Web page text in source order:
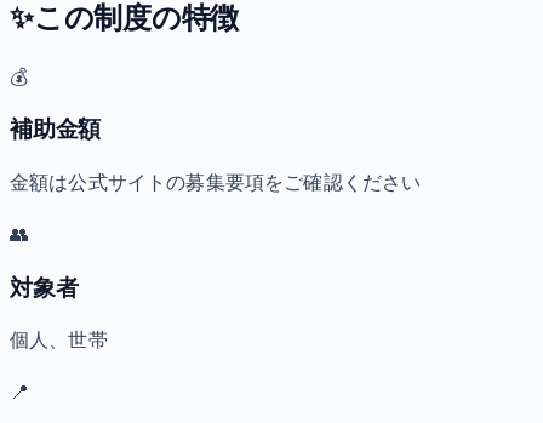
✨この制度の特徴
💰
補助金額
金額は公式サイトの募集要項をご確認ください
👥
対象者
個人、世帯
📍